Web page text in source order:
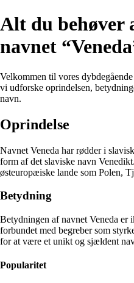
Alt du behøver
navnet
Velkommen til vores
vi udforske oprindelsen,
navn.
Oprindelse
Navnet Veneda har rødder i
form af det slaviske navn
østeuropæiske lande som Polen,
Betydning
Betydningen af navnet Veneda
forbundet med begreber som
for at være et unikt og sjældent
Popularitet